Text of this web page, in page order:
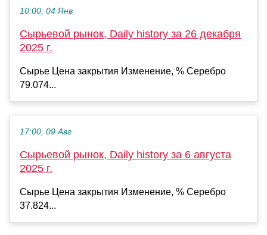
10:00, 04 Янв
Сырьевой рынок, Daily history за 26 декабря
2025 г.
Сырье Цена закрытия Изменение, % Серебро
79.074...
17:00, 09 Авг
Сырьевой рынок, Daily history за 6 августа
2025 г.
Сырье Цена закрытия Изменение, % Серебро
37.824...